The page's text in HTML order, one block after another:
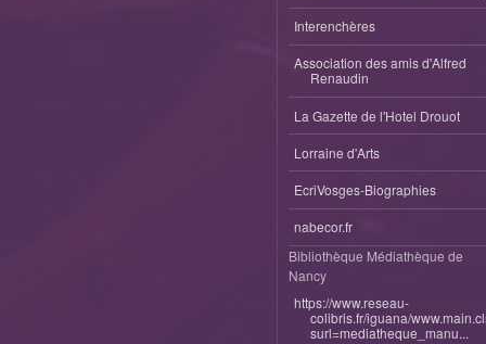
Interenchères
Association des amis d'Alfred
Renaudin
La Gazette de l'Hotel Drouot
Lorraine d'Arts
EcriVosges-Biographies
nabecor.fr
Bibliothèque Médiathèque de
Nancy
https://www.reseau-
colibris.fr/iguana/
surl=mediatheque_manu...